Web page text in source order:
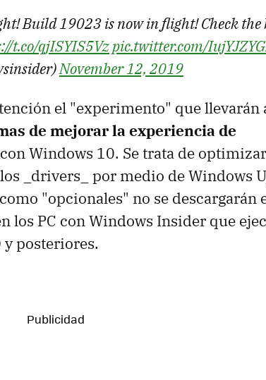
Build 19023 is now in flight! Check the
t.co/qjISYIS5Vzpic.twitter.com/
November 12, 2019
el "experimento" que llevarán
de mejorar la experiencia de
Windows 10. Se trata de
_drivers_ por medio de Windows
"opcionales" no se descargarán
los PC con Windows Insider que
posteriores.